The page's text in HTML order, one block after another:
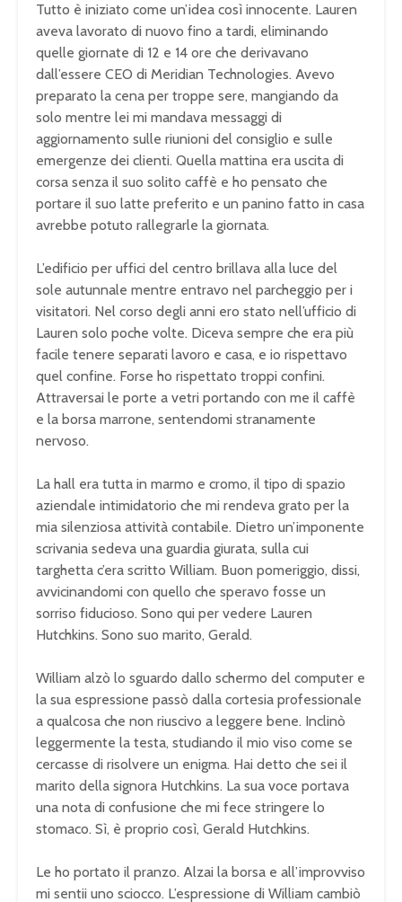
Tutto è iniziato come un’idea così innocente. Lauren
aveva lavorato di nuovo fino a tardi, eliminando
quelle giornate di 12 e 14 ore che derivavano
dall’essere CEO di Meridian Technologies. Avevo
preparato la cena per troppe sere, mangiando da
solo mentre lei mi mandava messaggi di
aggiornamento sulle riunioni del consiglio e sulle
emergenze dei clienti. Quella mattina era uscita di
corsa senza il suo solito caffè e ho pensato che
portare il suo latte preferito e un panino fatto in casa
avrebbe potuto rallegrarle la giornata.
L’edificio per uffici del centro brillava alla luce del
sole autunnale mentre entravo nel parcheggio per i
visitatori. Nel corso degli anni ero stato nell’ufficio di
Lauren solo poche volte. Diceva sempre che era più
facile tenere separati lavoro e casa, e io rispettavo
quel confine. Forse ho rispettato troppi confini.
Attraversai le porte a vetri portando con me il caffè
e la borsa marrone, sentendomi stranamente
nervoso.
La hall era tutta in marmo e cromo, il tipo di spazio
aziendale intimidatorio che mi rendeva grato per la
mia silenziosa attività contabile. Dietro un’imponente
scrivania sedeva una guardia giurata, sulla cui
targhetta c’era scritto William. Buon pomeriggio, dissi,
avvicinandomi con quello che speravo fosse un
sorriso fiducioso. Sono qui per vedere Lauren
Hutchkins. Sono suo marito, Gerald.
William alzò lo sguardo dallo schermo del computer e
la sua espressione passò dalla cortesia professionale
a qualcosa che non riuscivo a leggere bene. Inclinò
leggermente la testa, studiando il mio viso come se
cercasse di risolvere un enigma. Hai detto che sei il
marito della signora Hutchkins. La sua voce portava
una nota di confusione che mi fece stringere lo
stomaco. Sì, è proprio così, Gerald Hutchkins.
Le ho portato il pranzo. Alzai la borsa e all’improvviso
mi sentii uno sciocco. L’espressione di William cambiò